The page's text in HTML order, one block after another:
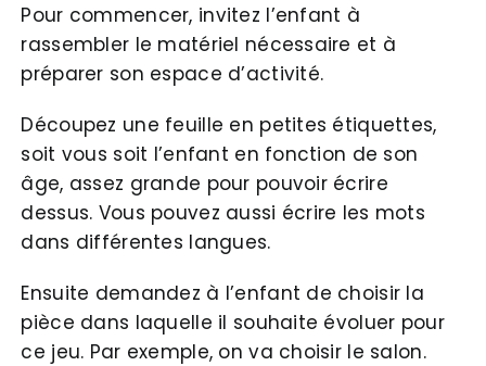
Pour commencer, invitez l’enfant à
rassembler le matériel nécessaire et à
préparer son espace d’activité.
Découpez une feuille en petites étiquettes,
soit vous soit l’enfant en fonction de son
âge, assez grande pour pouvoir écrire
dessus. Vous pouvez aussi écrire les mots
dans différentes langues.
Ensuite demandez à l’enfant de choisir la
pièce dans laquelle il souhaite évoluer pour
ce jeu. Par exemple, on va choisir le salon.